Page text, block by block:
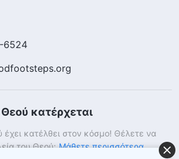
6524
κατέρχεται
έχει κατέλθει στον κόσμο! Θέλετε να
του Θεού; Μάθετε περισσότερα